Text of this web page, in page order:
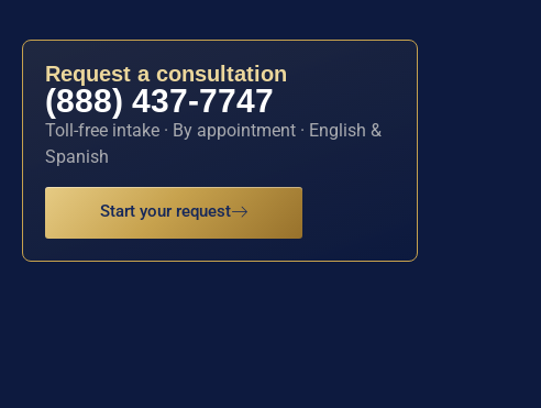
Request a consultation
(888) 437-7747
Toll-free intake · By appointment · English &
Spanish
Start your request